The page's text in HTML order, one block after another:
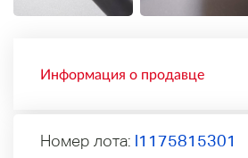
Информация о продавце
Номер лота: l1175815301